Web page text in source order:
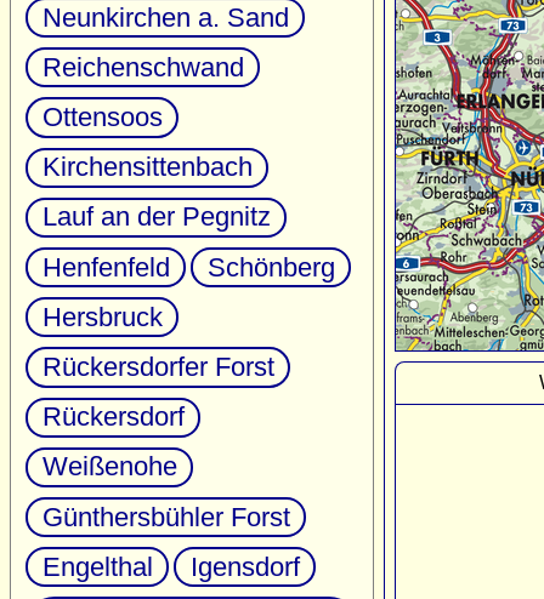
Neunkirchen a. Sand
Reichenschwand
Ottensoos
Kirchensittenbach
Lauf an der Pegnitz
Henfenfeld
Schönberg
Hersbruck
Rückersdorfer Forst
Rückersdorf
Weißenohe
Günthersbühler Forst
Engelthal
Igensdorf